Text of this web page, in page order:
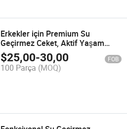
Erkekler için Premium Su
Geçirmez Ceket, Aktif Yaşam
Tarzları için Hafif Rüzgarlık
$25,00-30,00 FOB
100 Parça (MOQ)